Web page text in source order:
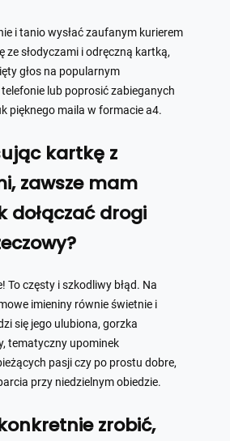
i tanio wysłać zaufanym kurierem
ze słodyczami i odręczną kartką,
głos na popularnym
lub poprosić zabieganych
pięknego maila w formacie a4.
kartkę z
zawsze mam
dołączać drogi
To częsty i szkodliwy błąd. Na
imieniny równie świetnie i
się jego ulubiona, gorzka
tematyczny upominek
pasji czy po prostu dobre,
przy niedzielnym obiedzie.
zrobić,